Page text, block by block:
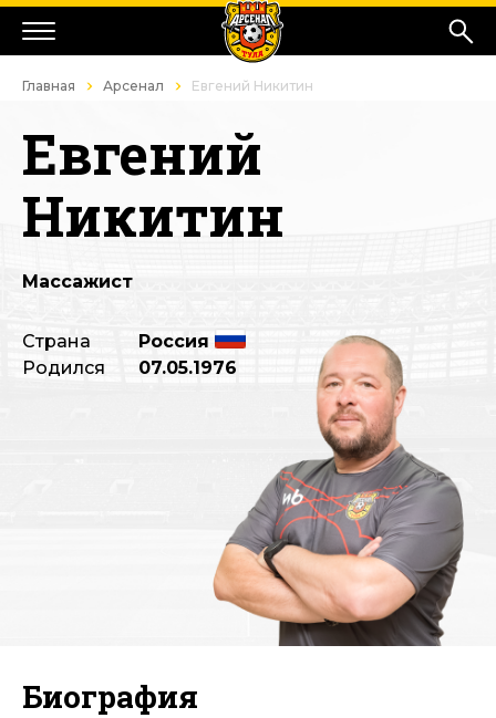
Главная Арсенал Евгений Никитин
Евгений
Никитин
Массажист
Страна
Родился
Россия
07.05.1976
Биография